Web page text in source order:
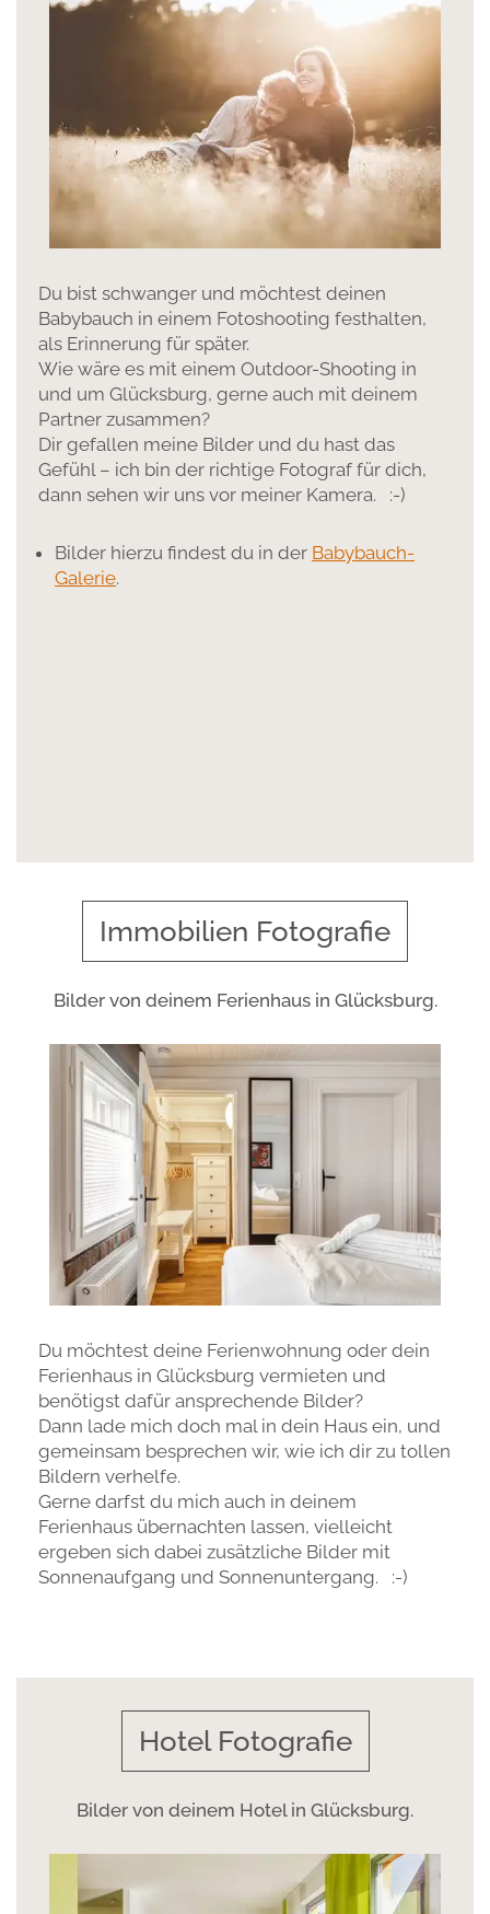
Du bist schwanger und möchtest deinen
Babybauch in einem Fotoshooting festhalten,
als Erinnerung für später.
Wie wäre es mit einem Outdoor-Shooting in
und um Glücksburg, gerne auch mit deinem
Partner zusammen?
Dir gefallen meine Bilder und du hast das
Gefühl – ich bin der richtige Fotograf für dich,
dann sehen wir uns vor meiner Kamera. :-)
Bilder hierzu findest du in der Babybauch-
Galerie.
Immobilien Fotografie
Bilder von deinem Ferienhaus in Glücksburg.
Du möchtest deine Ferienwohnung oder dein
Ferienhaus in Glücksburg vermieten und
benötigst dafür ansprechende Bilder?
Dann lade mich doch mal in dein Haus ein, und
gemeinsam besprechen wir, wie ich dir zu tollen
Bildern verhelfe.
Gerne darfst du mich auch in deinem
Ferienhaus übernachten lassen, vielleicht
ergeben sich dabei zusätzliche Bilder mit
Sonnenaufgang und Sonnenuntergang. :-)
Hotel Fotografie
Bilder von deinem Hotel in Glücksburg.